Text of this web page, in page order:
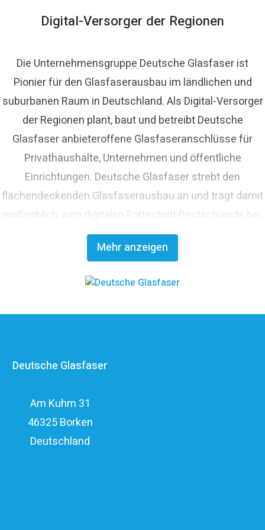
Digital-Versorger der Regionen
Mehr anzeigen
Die Unternehmensgruppe Deutsche Glasfaser ist
Pionier für den Glasfaserausbau im ländlichen und
suburbanen Raum in Deutschland. Als Digital-Versorger
der Regionen plant, baut und betreibt Deutsche
Glasfaser anbieteroffene Glasfaseranschlüsse für
Privathaushalte, Unternehmen und öffentliche
Einrichtungen. Deutsche Glasfaser strebt den
flächendeckenden Glasfaserausbau an und trägt damit
maßgeblich zum digitalen Fortschritt Deutschlands bei.
Mit innovativen Planungs- und Bauverfahren ist
Deutsche Glasfaser Spezialist für einen schnellen und
kosteneffizienten FTTH-Ausbau. Die
Unternehmensgruppe zählt zu den finanzstärksten
elf Milliarden Euro.
Deutsche Glasfaser
Am Kuhm 31
46325 Borken
Deutschland